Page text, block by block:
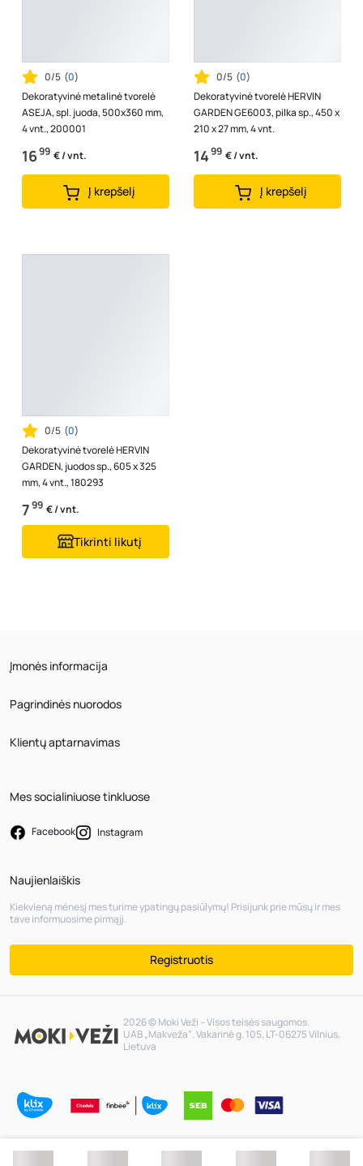
0/5 (0)
Dekoratyvinė metalinė tvorelė
ASEJA, spl. juoda, 500x360 mm,
4 vnt., 200001
1699 € / vnt.
Į krepšelį
0/5 (0)
Dekoratyvinė tvorelė HERVIN
GARDEN GE6003, pilka sp., 450 x
210 x 27 mm, 4 vnt.
1499 € / vnt.
Į krepšelį
0/5 (0)
Dekoratyvinė tvorelė HERVIN
GARDEN, juodos sp., 605 x 325
mm, 4 vnt., 180293
799 € / vnt.
Tikrinti likutį
Įmonės informacija
Pagrindinės nuorodos
Klientų aptarnavimas
Mes socialiniuose tinkluose
Facebook Instagram
Naujienlaiškis
Kiekvieną mėnesį mes turime ypatingų pasiūlymų! Prisijunk prie mūsų ir mes
tave informuosime pirmąjį.
Registruotis
2026 © Moki Veži – Visos teisės saugomos.
UAB „Makveža“. Vakarinė g. 105, LT-06275 Vilnius,
Lietuva